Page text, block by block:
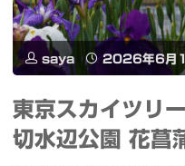
ル
バ
リ
リ
saya 2026年6月
東京スカイツリ
切水辺公園 花菖